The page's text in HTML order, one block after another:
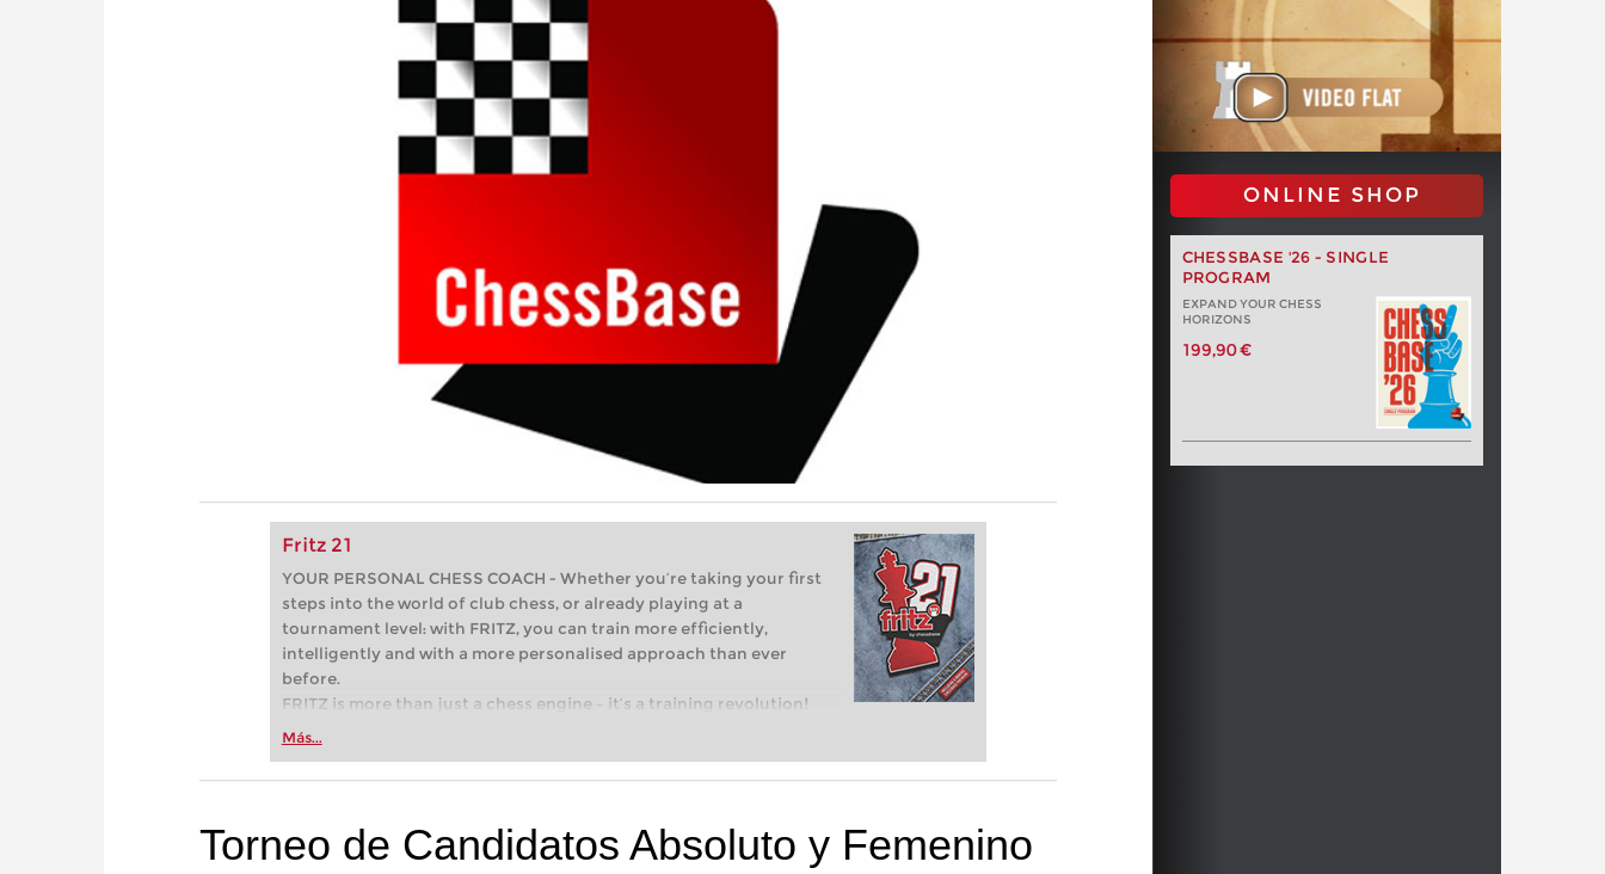
Fritz 21
YOUR PERSONAL CHESS COACH - Whether you’re taking your first
steps into the world of club chess, or already playing at a
tournament level: with FRITZ, you can train more efficiently,
intelligently and with a more personalised approach than ever
before.
FRITZ is more than just a chess engine – it’s a training revolution!
Whether you’re taking your first steps into the world of club chess,
more efficiently, intelligently and with a more personalised
Más...
ONLINE SHOP
CHESSBASE '26 - SINGLE
PROGRAM
EXPAND YOUR CHESS
HORIZONS
199,90 €
Torneo de Candidatos Absoluto y Femenino